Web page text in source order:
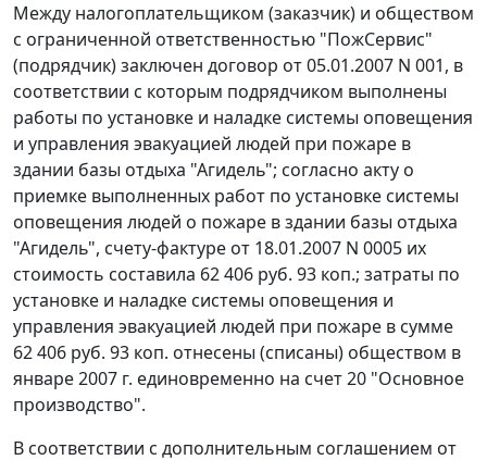
Между налогоплательщиком (заказчик) и обществом
с ограниченной ответственностью "ПожСервис"
(подрядчик) заключен договор от 05.01.2007 N 001, в
соответствии с которым подрядчиком выполнены
работы по установке и наладке системы оповещения
и управления эвакуацией людей при пожаре в
здании базы отдыха "Агидель"; согласно акту о
приемке выполненных работ по установке системы
оповещения людей о пожаре в здании базы отдыха
"Агидель", счету-фактуре от 18.01.2007 N 0005 их
стоимость составила 62 406 руб. 93 коп.; затраты по
установке и наладке системы оповещения и
управления эвакуацией людей при пожаре в сумме
62 406 руб. 93 коп. отнесены (списаны) обществом в
январе 2007 г. единовременно на счет 20 "Основное
производство".
В соответствии с дополнительным соглашением от